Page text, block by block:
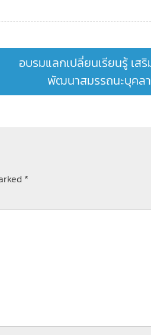
อบรมแลกเปลี่ยนเรียนรู้ เส
พัฒนาสมรรถนะบุคล
*